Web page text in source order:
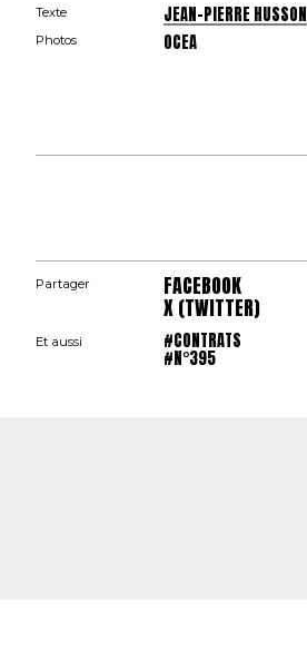
Texte JEAN-PIERRE HUSSON
Photos OCEA
Partager FACEBOOK
X (TWITTER)
Et aussi #CONTRATS
#N°395